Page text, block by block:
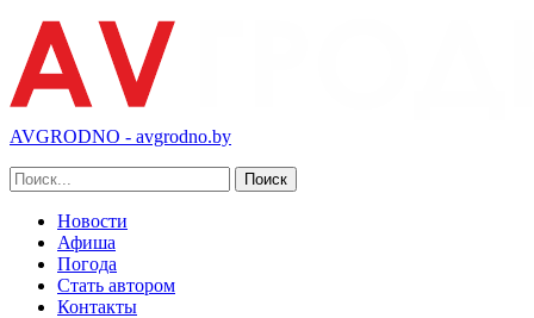
AVGRODNO - avgrodno.by
Новости
Афиша
Погода
Стать автором
Контакты